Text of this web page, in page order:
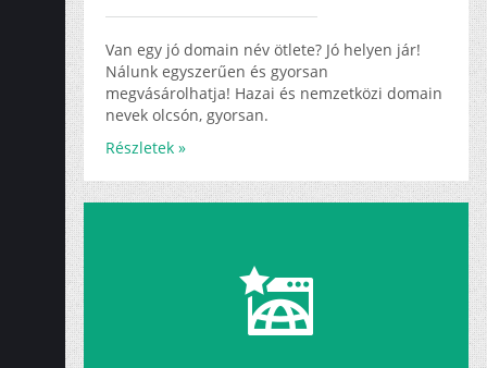
Van egy jó domain név ötlete? Jó helyen jár!
Nálunk egyszerűen és gyorsan
megvásárolhatja! Hazai és nemzetközi domain
nevek olcsón, gyorsan.
Részletek »